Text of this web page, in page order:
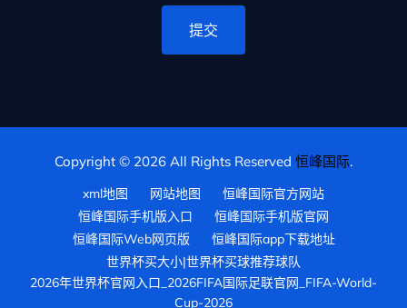
提交
Copyright © 2026 All Rights Reserved 恒峰国际.
xml地图 网站地图
恒峰国际官方网站
恒峰国际手机版入口
恒峰国际手机版官网
恒峰国际Web网页版
恒峰国际app下载地址
世界杯买大小|世界杯买球推荐球队
2026年世界杯官网入口_2026FIFA国际足联官网_FIFA-World-
Cup-2026